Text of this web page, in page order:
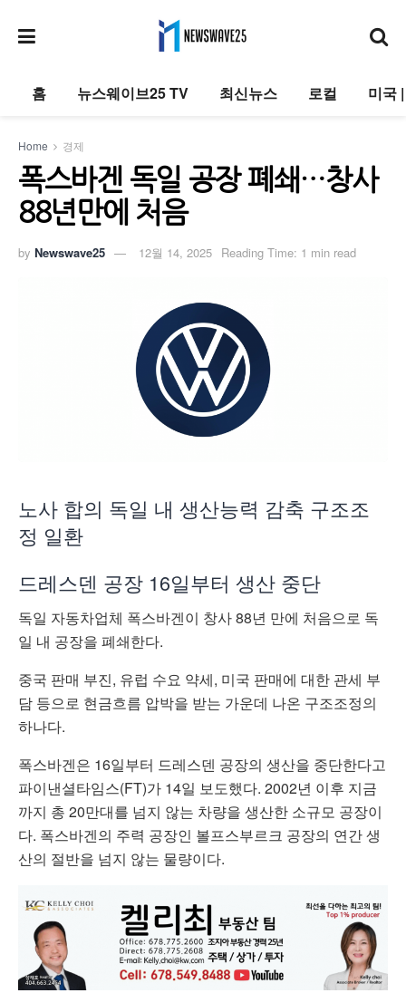
홈 뉴스웨이브25 TV 최신뉴스 로컬 미국
Home 경제
폭스바겐 독일 공장 폐쇄…창사
88년만에 처음
by Newswave25 12월 14, 2025 Reading Time: 1 min read
노사 합의 독일 내 생산능력 감축 구조조
정 일환
드레스덴 공장 16일부터 생산 중단
독일 자동차업체 폭스바겐이 창사 88년 만에 처음으로 독
일 내 공장을 폐쇄한다.
중국 판매 부진, 유럽 수요 약세, 미국 판매에 대한 관세 부
담 등으로 현금흐름 압박을 받는 가운데 나온 구조조정의
하나다.
폭스바겐은 16일부터 드레스덴 공장의 생산을 중단한다고
파이낸셜타임스(FT)가 14일 보도했다. 2002년 이후 지금
까지 총 20만대를 넘지 않는 차량을 생산한 소규모 공장이
다. 폭스바겐의 주력 공장인 볼프스부르크 공장의 연간 생
산의 절반을 넘지 않는 물량이다.